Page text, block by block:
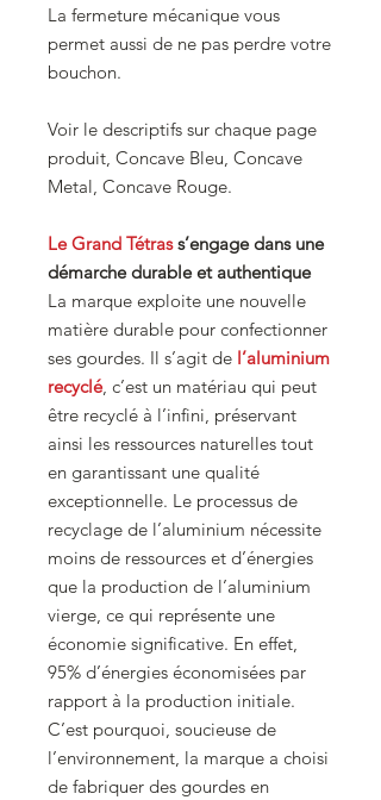
La fermeture mécanique vous
permet aussi de ne pas perdre votre
bouchon.
Voir le descriptifs sur chaque page
produit, Concave Bleu, Concave
Metal, Concave Rouge.
Le Grand Tétrass’engage dans une
démarche durable et authentique
La marque exploite une nouvelle
matière durable pour confectionner
ses gourdes. Il s’agit de l’aluminium
recyclé, c’est un matériau qui peut
être recyclé à l’infini, préservant
ainsi les ressources naturelles tout
en garantissant une qualité
exceptionnelle. Le processus de
recyclage de l’aluminium nécessite
moins de ressources et d’énergies
que la production de l’aluminium
vierge, ce qui représente une
économie significative. En effet,
95% d’énergies économisées par
rapport à la production initiale.
C’est pourquoi, soucieuse de
l’environnement, la marque a choisi
de fabriquer des gourdes en